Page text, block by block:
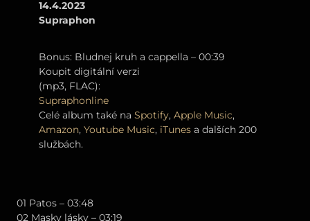
14.4.2023
Supraphon
Bonus: Bludnej kruh a cappella – 00:39
Koupit digitální verzi
(mp3, FLAC):
Supraphonline
Celé album také na Spotify, Apple Music,
Amazon, Youtube Music, iTunes a dalších 200
službách.
01 Patos – 03:48
02 Masky lásky – 03:19